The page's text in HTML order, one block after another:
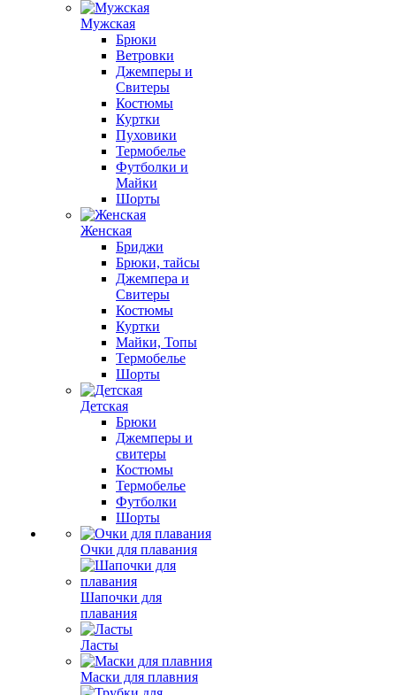
Мужская
Брюки
Ветровки
Джемперы и
Свитеры
Костюмы
Куртки
Пуховики
Термобелье
Футболки и
Майки
Шорты
Женская
Бриджи
Брюки, тайсы
Джемпера и
Свитеры
Костюмы
Куртки
Майки, Топы
Термобелье
Шорты
Детская
Брюки
Джемперы и
свитеры
Костюмы
Термобелье
Футболки
Шорты
Очки для плавания
Шапочки для
плавания
Ласты
Маски для плавния